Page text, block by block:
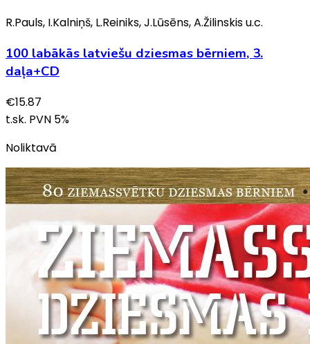
R.Pauls, I.Kalniņš, L.Reiniks, J.Lūsēns, A.Žilinskis u.c.
100 labākās latviešu dziesmas bērniem, 3.
daļa+CD
€15.87
t.sk. PVN 5%
Noliktavā